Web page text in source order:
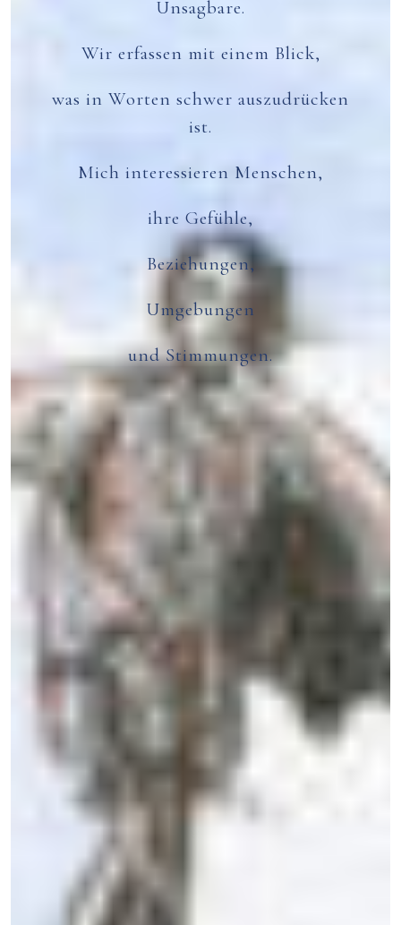
Unsagbare.
Wir erfassen mit einem Blick,
was in Worten schwer auszudrücken
ist.
Mich interessieren Menschen,
ihre Gefühle,
Beziehungen,
Umgebungen
und Stimmungen.